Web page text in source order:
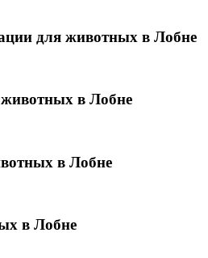
для животных в Лобне
в Лобне
в Лобне
в Лобне